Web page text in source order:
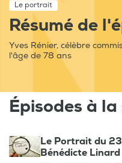
Le portrait
Résumé de
Yves Rénier, célèbre
l'âge de 78 ans
Épisodes à la
Le Portrait du
Bénédicte Linard